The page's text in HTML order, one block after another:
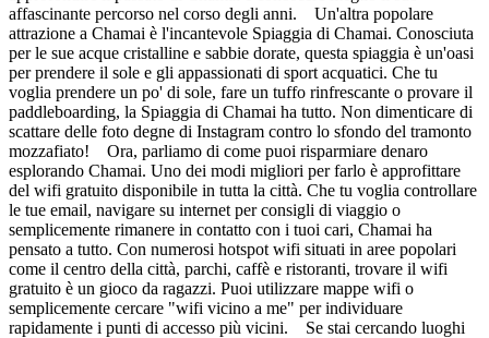
affascinante percorso nel corso degli anni. Un'altra popolare
attrazione a Chamai è l'incantevole Spiaggia di Chamai. Conosciuta
per le sue acque cristalline e sabbie dorate, questa spiaggia è un'oasi
per prendere il sole e gli appassionati di sport acquatici. Che tu
voglia prendere un po' di sole, fare un tuffo rinfrescante o provare il
paddleboarding, la Spiaggia di Chamai ha tutto. Non dimenticare di
scattare delle foto degne di Instagram contro lo sfondo del tramonto
mozzafiato! Ora, parliamo di come puoi risparmiare denaro
esplorando Chamai. Uno dei modi migliori per farlo è approfittare
del wifi gratuito disponibile in tutta la città. Che tu voglia controllare
le tue email, navigare su internet per consigli di viaggio o
semplicemente rimanere in contatto con i tuoi cari, Chamai ha
pensato a tutto. Con numerosi hotspot wifi situati in aree popolari
come il centro della città, parchi, caffè e ristoranti, trovare il wifi
gratuito è un gioco da ragazzi. Puoi utilizzare mappe wifi o
semplicemente cercare "wifi vicino a me" per individuare
rapidamente i punti di accesso più vicini. Se stai cercando luoghi